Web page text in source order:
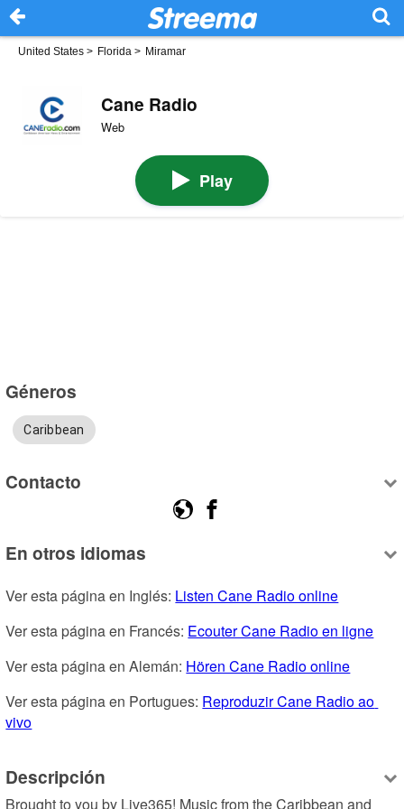
United States > Florida > Miramar
Cane Radio
Web
Play
Géneros
Caribbean
Contacto
En otros idiomas
Ver esta página en Inglés: Listen Cane Radio online
Ver esta página en Francés: Ecouter Cane Radio en ligne
Ver esta página en Alemán: Hören Cane Radio online
Ver esta página en Portugues: Reproduzir Cane Radio ao
vivo
Descripción
Brought to you by Live365! Music from the Caribbean and